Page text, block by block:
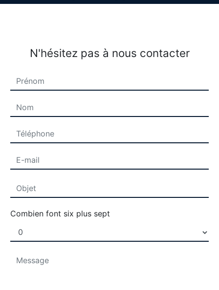
N'hésitez pas à nous contacter
Combien font six plus sept